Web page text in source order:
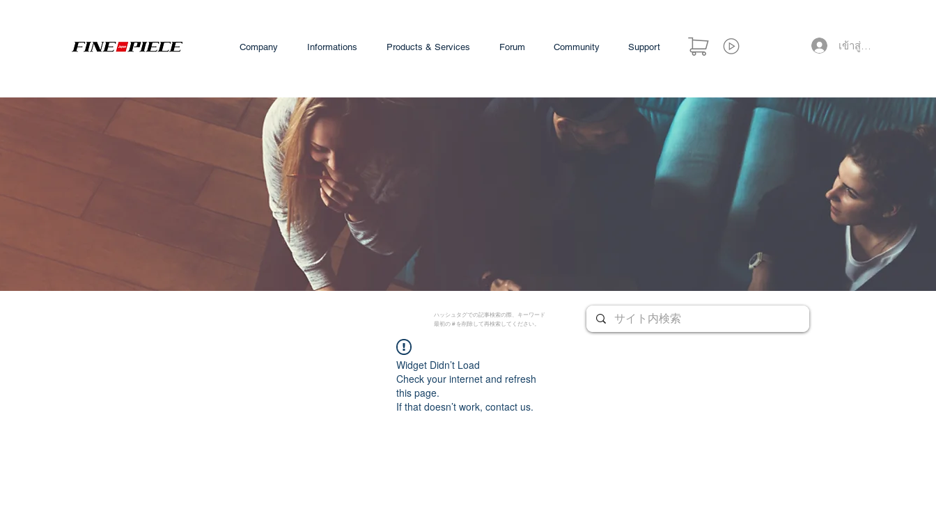
Company Informations Products & Services Forum Community Support เข้าสู่ระบบ
ハッシュタグでの記事検索の際、キーワード
最初の # を削除して再検索してください。
Widget Didn’t Load
Check your internet and refresh
this page.
If that doesn’t work, contact us.